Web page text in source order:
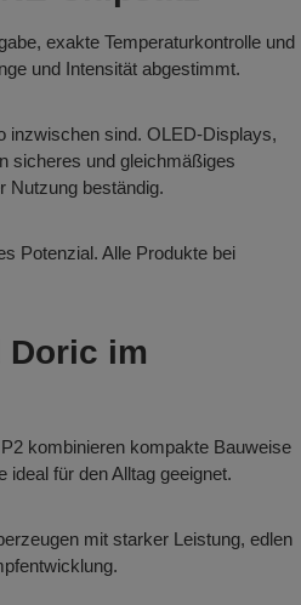
exakte Temperaturkontrolle und
und Intensität abgestimmt.
inzwischen sind. OLED-Displays,
sicheres und gleichmäßiges
Nutzung beständig.
Potenzial. Alle Produkte bei
Doric im
kombinieren kompakte Bauweise
für den Alltag geeignet.
mit starker Leistung, edlen